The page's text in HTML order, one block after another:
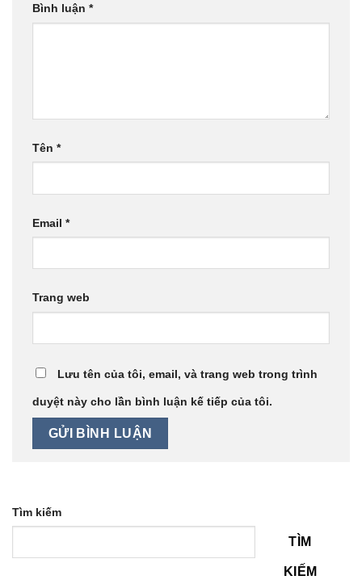
Bình luận *
Tên *
Email *
Trang web
Lưu tên của tôi, email, và trang web trong trình
duyệt này cho lần bình luận kế tiếp của tôi.
Tìm kiếm
TÌM
KIẾM